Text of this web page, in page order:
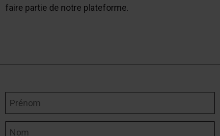
faire partie de notre plateforme.